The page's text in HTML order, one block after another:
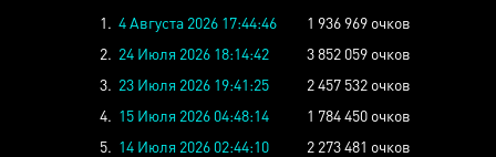
1. 4 Августа 2026 17:44:46
1 936 969 очков
2. 24 Июля 2026 18:14:42
3 852 059 очков
3. 23 Июля 2026 19:41:25
2 457 532 очков
4. 15 Июля 2026 04:48:14
1 784 450 очков
5. 14 Июля 2026 02:44:10
2 273 481 очков